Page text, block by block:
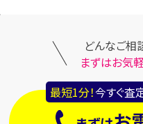
どんなご相
まずはお気
最短1分！今すぐ査